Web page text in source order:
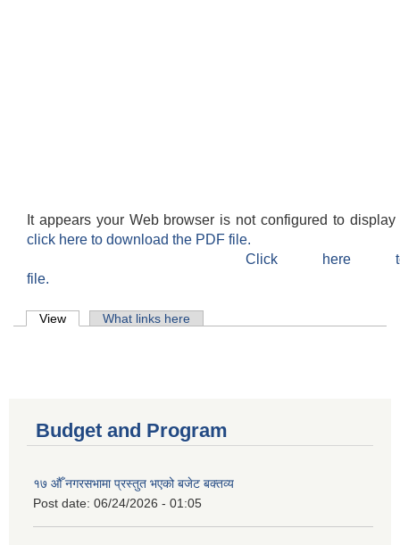
It appears your Web browser is not configured to
click here to download the PDF file.
Click here
file.
Primary tabs
View (active tab)What links here
Budget and Program
१७ औँ नगरसभामा प्रस्तुत भएको बजेट बक्तव्य
Post date: 06/24/2026 - 01:05